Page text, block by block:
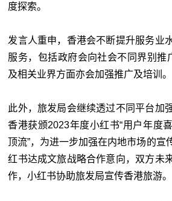
度探索。
发言人重申，香港会不断提升服务业
服务，包括政府会向社会不同界别推
及相关业界方面亦会加强推广及培训。
此外，旅发局会继续透过不同平台加
香港获颁2023年度小红书“用户年度
顶流”，为进一步加强在内地市场的宣
红书达成文旅战略合作意向，双方未
作，小红书协助旅发局宣传香港旅游。